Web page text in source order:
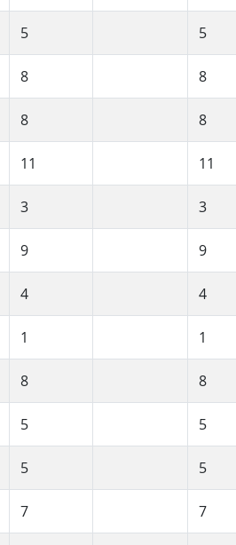
5 5
8 8
8 8
11 11
3 3
9 9
4 4
1 1
8 8
5 5
5 5
7 7